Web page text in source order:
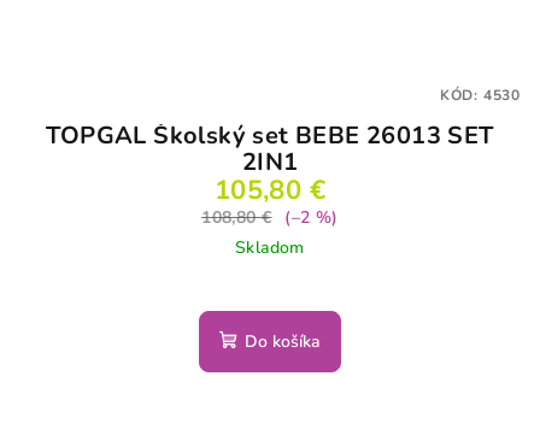
TOPGAL Školský set BEBE 26013 SET
2IN1
105,80 €
108,80 €
(–2 %)
Skladom
Do košíka
KÓD: 4530